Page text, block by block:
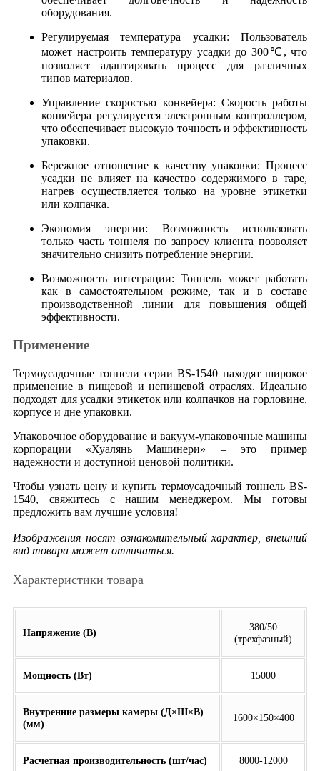
оборудования.
Регулируемая температура усадки: Пользователь
может настроить температуру усадки до 300℃, что
позволяет адаптировать процесс для различных
типов материалов.
Управление скоростью конвейера: Скорость работы
конвейера регулируется электронным контроллером,
что обеспечивает высокую точность и эффективность
упаковки.
Бережное отношение к качеству упаковки: Процесс
усадки не влияет на качество содержимого в таре,
нагрев осуществляется только на уровне этикетки
или колпачка.
Экономия энергии: Возможность использовать
только часть тоннеля по запросу клиента позволяет
значительно снизить потребление энергии.
Возможность интеграции: Тоннель может работать
как в самостоятельном режиме, так и в составе
производственной линии для повышения общей
эффективности.
Применение
Термоусадочные тоннели серии BS-1540 находят широкое
применение в пищевой и непищевой отраслях. Идеально
подходят для усадки этикеток или колпачков на горловине,
корпусе и дне упаковки.
Упаковочное оборудование и вакуум-упаковочные машины
корпорации «Хуалянь Машинери» – это пример
надежности и доступной ценовой политики.
Чтобы узнать цену и купить термоусадочный тоннель BS-
1540, свяжитесь с нашим менеджером. Мы готовы
предложить вам лучшие условия!
Изображения носят ознакомительный характер, внешний
вид товара может отличаться.
Характеристики товара
Напряжение (В)
380/50
(трехфазный)
Мощность (Вт) 15000
Внутренние размеры камеры (Д×Ш×В)
(мм)
1600×150×400
Расчетная производительность (шт/час) 8000-12000